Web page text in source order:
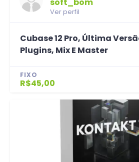
Ver perfil
Cubase 12 Pro, Última
Plugins, Mix E Master
FIXO
R$45,00